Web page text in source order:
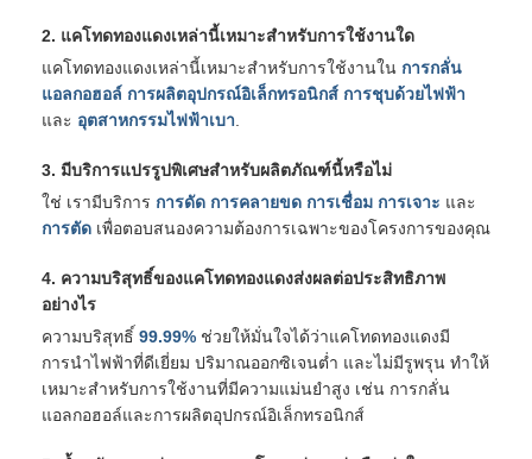
2. แคโทดทองแดงเหล่านี้เหมาะสำหรับการใช้งานใด
แคโทดทองแดงเหล่านี้เหมาะสำหรับการใช้งานใน การกลั่น
แอลกอฮอล์ การผลิตอุปกรณ์อิเล็กทรอนิกส์ การชุบด้วยไฟฟ้า
และ อุตสาหกรรมไฟฟ้าเบา.
3. มีบริการแปรรูปพิเศษสำหรับผลิตภัณฑ์นี้หรือไม่
ใช่ เรามีบริการ การดัด การคลายขด การเชื่อม การเจาะ และ
การตัด เพื่อตอบสนองความต้องการเฉพาะของโครงการของคุณ
4. ความบริสุทธิ์ของแคโทดทองแดงส่งผลต่อประสิทธิภาพ
อย่างไร
ความบริสุทธิ์ 99.99% ช่วยให้มั่นใจได้ว่าแคโทดทองแดงมี
การนำไฟฟ้าที่ดีเยี่ยม ปริมาณออกซิเจนต่ำ และไม่มีรูพรุน ทำให้
เหมาะสำหรับการใช้งานที่มีความแม่นยำสูง เช่น การกลั่น
แอลกอฮอล์และการผลิตอุปกรณ์อิเล็กทรอนิกส์